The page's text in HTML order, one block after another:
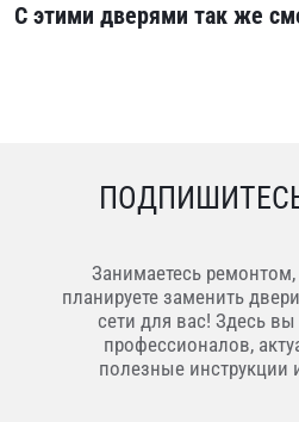
С этими дверями так же
Занимаетесь
планируете заменить
сети для вас! Здесь
профессионалов,
полезные инструкции